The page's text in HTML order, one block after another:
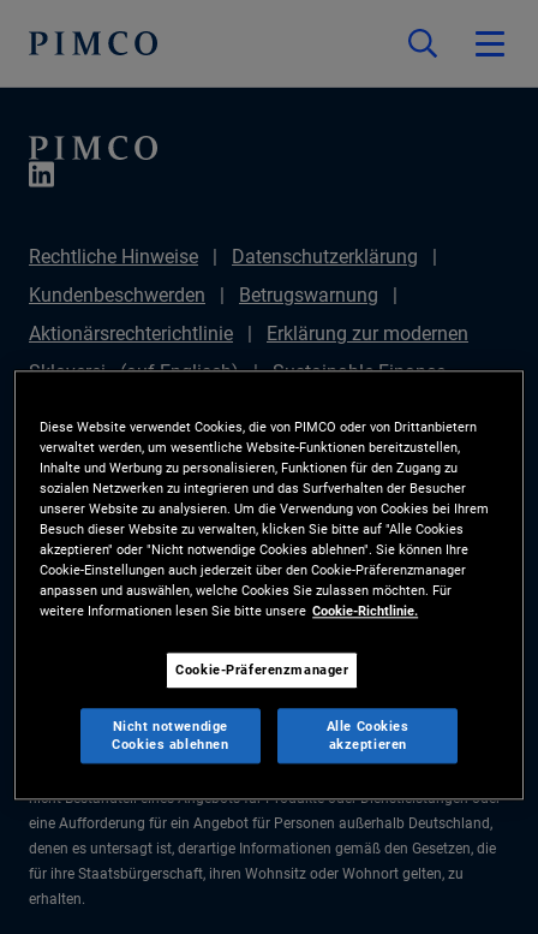
Rechtliche Hinweise
Datenschutzerklärung
Kundenbeschwerden
Betrugswarnung
Aktionärsrechterichtlinie
Erklärung zur modernen
Sklaverei - (auf Englisch)
Sustainable Finance
Anlegerrechte
Site Map
Cookie-Präferenzmanager
PIMCO ESG Rating Methodology
Die Informationen auf dieser Website sind ausschließlich für Deutsche
Staatsbürger bestimmt.
ausschließlich zu Informationszwecken und dürfen nicht als
Anlageberatung verstanden werden. Anleger sollten vor einer
Die Produkte und Dienstleistungen stehen nur Bürgern dieser
nicht Bestandteil eines Angebots für Produkte oder Dienstleistungen oder
eine Aufforderung für ein Angebot für Personen außerhalb Deutschland,
denen es untersagt ist, derartige Informationen gemäß den Gesetzen, die
für ihre Staatsbürgerschaft, ihren Wohnsitz oder Wohnort gelten, zu
erhalten.
Diese Website verwendet Cookies, die von PIMCO oder von Drittanbietern
verwaltet werden, um wesentliche Website-Funktionen bereitzustellen,
Inhalte und Werbung zu personalisieren, Funktionen für den Zugang zu
sozialen Netzwerken zu integrieren und das Surfverhalten der Besucher
unserer Website zu analysieren. Um die Verwendung von Cookies bei Ihrem
Besuch dieser Website zu verwalten, klicken Sie bitte auf "Alle Cookies
akzeptieren" oder "Nicht notwendige Cookies ablehnen". Sie können Ihre
Cookie-Einstellungen auch jederzeit über den Cookie-Präferenzmanager
anpassen und auswählen, welche Cookies Sie zulassen möchten. Für
weitere Informationen lesen Sie bitte unsere Cookie-Richtlinie.
Cookie-Präferenzmanager
Nicht notwendige
Cookies ablehnen
Alle Cookies
akzeptieren